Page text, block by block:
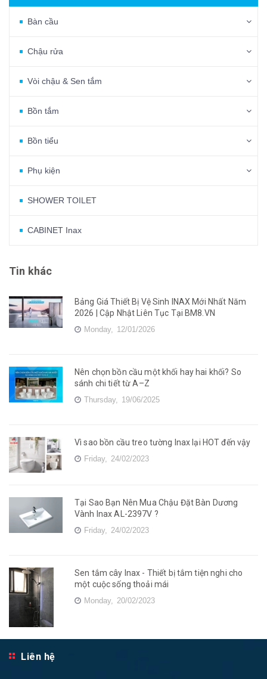
Bàn cầu
Chậu rửa
Vòi chậu & Sen tắm
Bồn tắm
Bồn tiểu
Phụ kiện
SHOWER TOILET
CABINET Inax
Tin khác
Bảng Giá Thiết Bị Vệ Sinh INAX Mới Nhất Năm
2026 | Cập Nhật Liên Tục Tại BM8.VN
Monday, 12/01/2026
Nên chọn bồn cầu một khối hay hai khối? So
sánh chi tiết từ A–Z
Thursday, 19/06/2025
Vì sao bồn cầu treo tường Inax lại HOT đến vậy
Friday, 24/02/2023
Tại Sao Bạn Nên Mua Chậu Đặt Bàn Dương
Vành Inax AL-2397V ?
Friday, 24/02/2023
Sen tắm cây Inax - Thiết bị tắm tiện nghi cho
một cuộc sống thoải mái
Monday, 20/02/2023
Liên hệ